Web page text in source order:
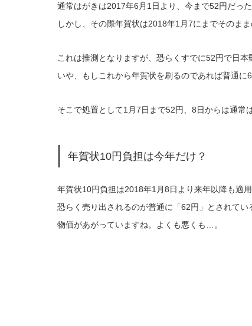
通常はがきは2017年6月1日より、今まで52円だっ
しかし、その際年賀状は2018年1月7にまでそのま
これは推測となりますが、恐らくすでに52円で日
いや、もしこれから年賀状を刷るのであれば普通に
そこで処置として1月7日まで52円、8日からは通常
年賀状10円負担は今年だけ？
年賀状10円負担は2018年1月8日より来年以降も適用
恐らく売り出されるのが普通に「62円」とされてい
物価があがっていますね。よくも悪くも…。